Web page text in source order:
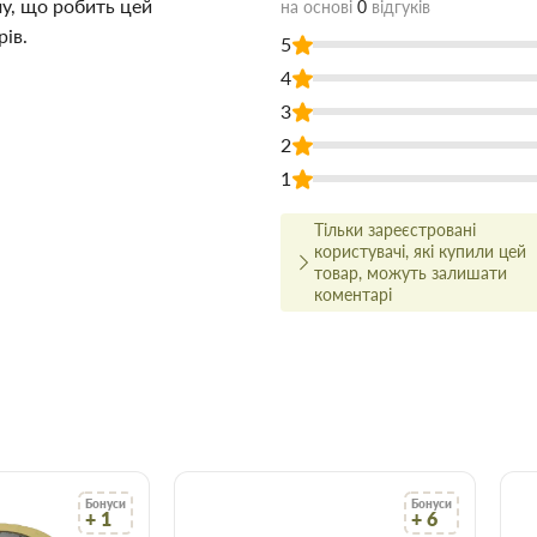
що робить цей
на сайті, що заощадить Ваш
високої якості, і для
на основі 0 відгуків
5
4
3
2
1
Тільки зареєстровані
користувачі, які купили цей
товар, можуть залишати
коментарі
Бонуси
+ 1
Бонуси
+ 6